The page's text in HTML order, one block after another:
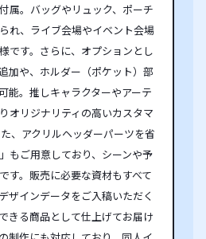
属。バッグやリュック、ポーチ
れ、ライブ会場やイベント会場
です。さらに、オプションとし
加や、ホルダー（ポケット）部
能。推しキャラクターやアーテ
オリジナリティの高いカスタマ
、アクリルヘッダーパーツを省
もご用意しており、シーンや予
す。販売に必要な資材もすべて
ザインデータをご入稿いただく
きる商品として仕上げてお届け